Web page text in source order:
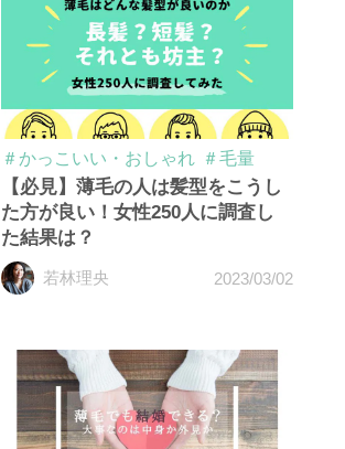
＃かっこいい・おしゃれ ＃毛量
【必見】薄毛の人は髪型をこうし
た方が良い！女性250人に調査し
た結果は？
若林理央 2023/03/02